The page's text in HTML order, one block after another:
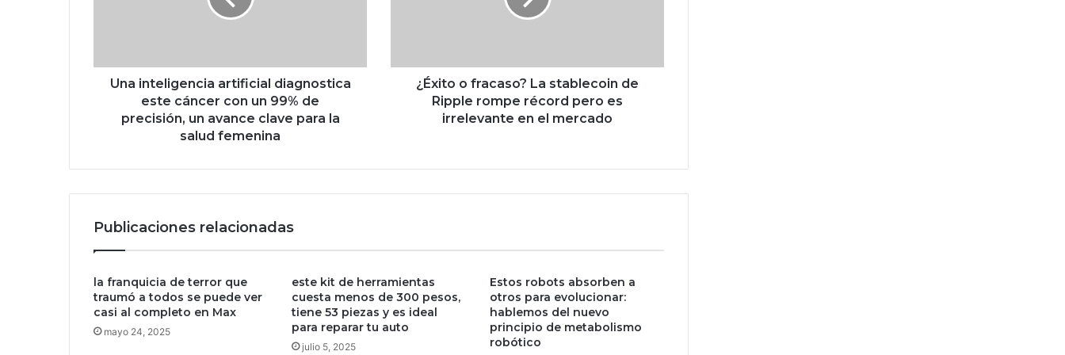
i
a
i
f
c
i
a
l
Una inteligencia artificial diagnostica
este cáncer con un 99% de
precisión, un avance clave para la
salud femenina
r
?
a
l
e
c
o
¿Éxito o fracaso? La stablecoin de
Ripple rompe récord pero es
irrelevante en el mercado
Publicaciones relacionadas
la franquicia de terror que
traumó a todos se puede ver
casi al completo en Max
mayo 24, 2025
este kit de herramientas
cuesta menos de 300 pesos,
tiene 53 piezas y es ideal
para reparar tu auto
julio 5, 2025
Estos robots absorben a
otros para evolucionar:
hablemos del nuevo
principio de metabolismo
robótico